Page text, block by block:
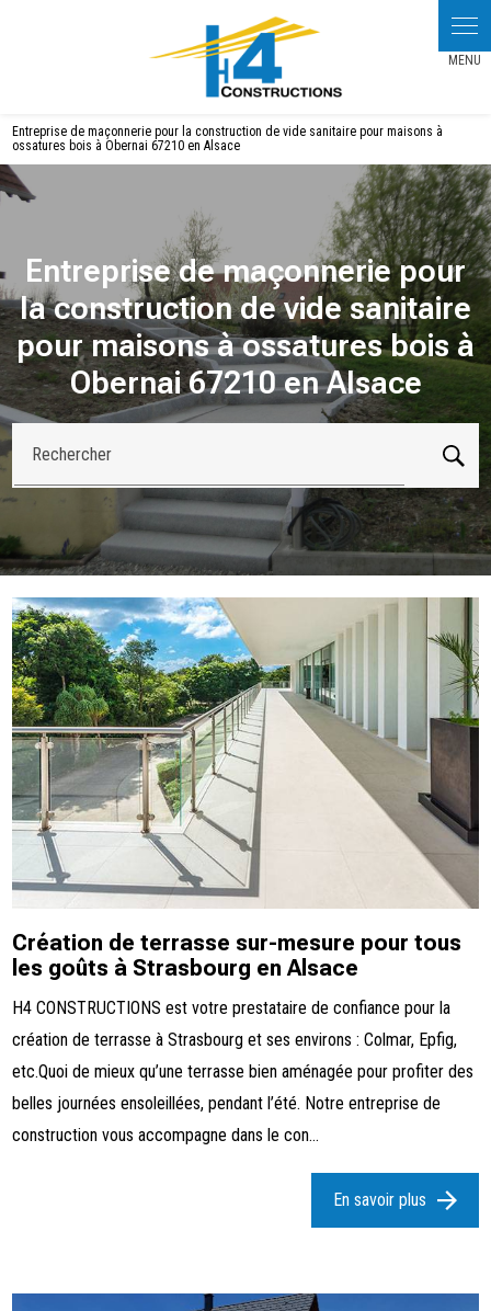
Entreprise de maçonnerie pour la construction de vide sanitaire pour maisons à
ossatures bois à Obernai 67210 en Alsace
Entreprise de maçonnerie pour
la construction de vide sanitaire
pour maisons à ossatures bois à
Obernai 67210 en Alsace
Rechercher
Création de terrasse sur-mesure pour tous
les goûts à Strasbourg en Alsace
H4 CONSTRUCTIONS est votre prestataire de confiance pour la
création de terrasse à Strasbourg et ses environs : Colmar, Epfig,
etc.Quoi de mieux qu’une terrasse bien aménagée pour profiter des
belles journées ensoleillées, pendant l’été. Notre entreprise de
construction vous accompagne dans le con...
En savoir plus